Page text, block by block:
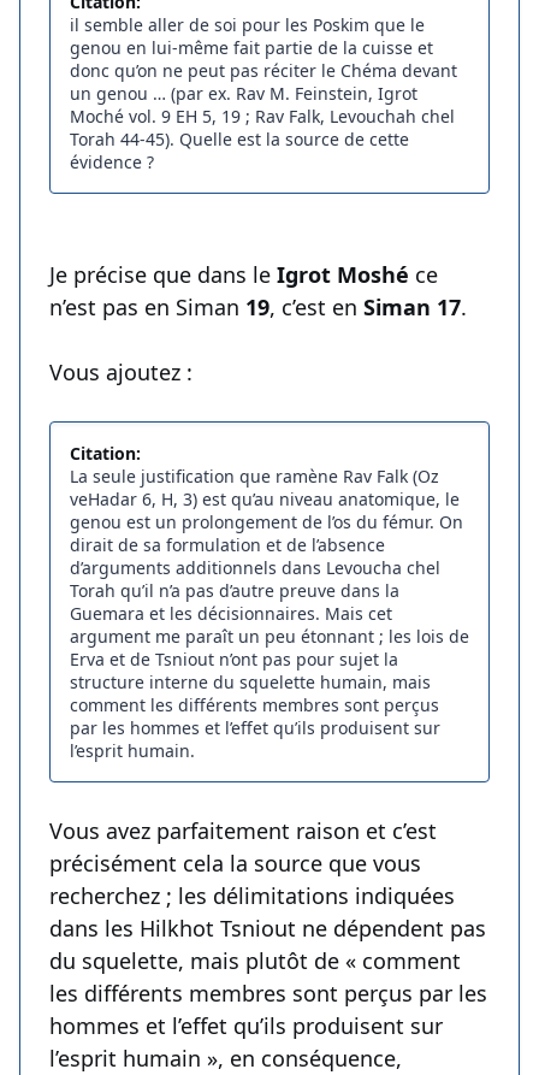
il semble aller de soi pour les Poskim que le
genou en lui-même fait partie de la cuisse et
donc qu’on ne peut pas réciter le Chéma devant
un genou … (par ex. Rav M. Feinstein, Igrot
Moché vol. 9 EH 5, 19 ; Rav Falk, Levouchah chel
Torah 44-45). Quelle est la source de cette
évidence ?
Je précise que dans le Igrot Moshé ce
n’est pas en Siman 19, c’est en Siman 17.
Vous ajoutez :
Citation:
La seule justification que ramène Rav Falk (Oz
veHadar 6, H, 3) est qu’au niveau anatomique, le
genou est un prolongement de l’os du fémur. On
dirait de sa formulation et de l’absence
d’arguments additionnels dans Levoucha chel
Torah qu’il n’a pas d’autre preuve dans la
Guemara et les décisionnaires. Mais cet
argument me paraît un peu étonnant ; les lois de
Erva et de Tsniout n’ont pas pour sujet la
structure interne du squelette humain, mais
comment les différents membres sont perçus
par les hommes et l’effet qu’ils produisent sur
l’esprit humain.
Vous avez parfaitement raison et c’est
précisément cela la source que vous
recherchez ; les délimitations indiquées
dans les Hilkhot Tsniout ne dépendent pas
du squelette, mais plutôt de « comment
les différents membres sont perçus par les
hommes et l’effet qu’ils produisent sur
l’esprit humain », en conséquence,